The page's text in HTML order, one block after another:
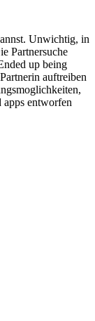
Unwichtig, in
Partnersuche
up being
auftreiben
apps entworfen